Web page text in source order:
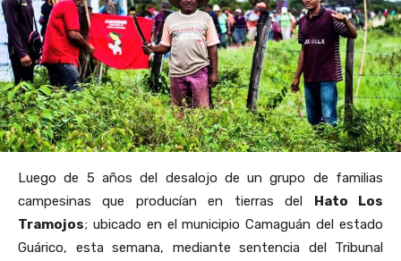
Luego de 5 años del desalojo de un grupo de familias
campesinas que producían en tierras del Hato Los
Tramojos; ubicado en el municipio Camaguán del estado
Guárico, esta semana, mediante sentencia del Tribunal